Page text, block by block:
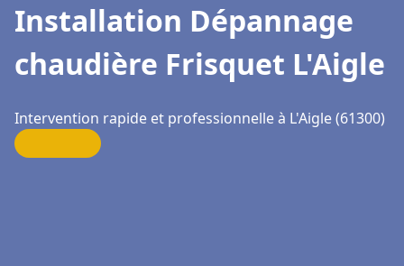
Installation Dépannage
chaudière Frisquet L'Aigle
Intervention rapide et professionnelle à L'Aigle (61300)